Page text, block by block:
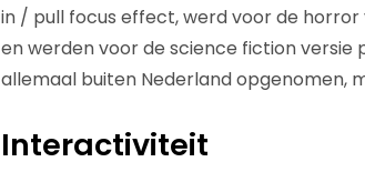
in / pull focus effect, werd voor de
en werden voor de science fiction versie
allemaal buiten Nederland opgenomen,
Interactiviteit